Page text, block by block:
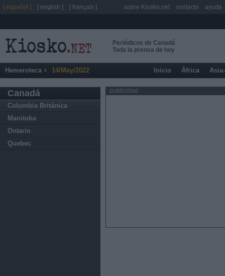
Periódicos de Canadá
Toda la prensa de hoy
Hemeroteca 14/May/2022 Inicio África
Canadá
Columbia Británica
Manitoba
Ontario
Quebec
publicidad
[ español ] [ english ] [ français ] sobre Kiosko.net contacto ayuda